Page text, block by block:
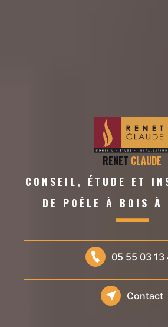
RENET CLAUDE
CONSEIL, ÉTUDE ET
DE POÊLE À BOIS À
05 55 03 13
Contact